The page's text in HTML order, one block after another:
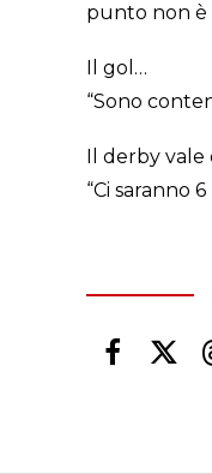
punto non è
Il gol…
“Sono
Il derby vale
“Ci saranno